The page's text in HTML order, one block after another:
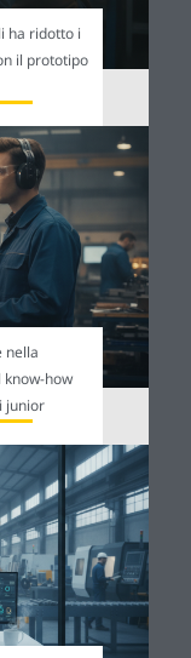
ha ridotto i
il prototipo
nella
how
junior